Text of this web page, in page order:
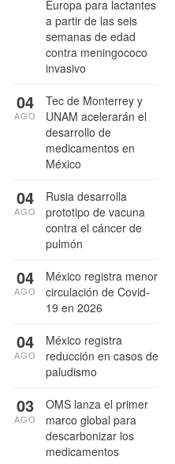
Europa para lactantes
a partir de las seis
semanas de edad
contra meningococo
invasivo
Tec de Monterrey y
UNAM acelerarán el
desarrollo de
medicamentos en
México
04
AGO
Rusia desarrolla
prototipo de vacuna
contra el cáncer de
pulmón
04
AGO
México registra menor
circulación de Covid-
19 en 2026
04
AGO
México registra
reducción en casos de
paludismo
04
AGO
OMS lanza el primer
marco global para
descarbonizar los
medicamentos
03
AGO